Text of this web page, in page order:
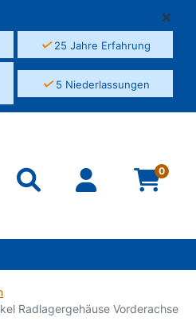
✓25 Jahre Erfahrung
✓5 Niederlassungen
0
Radlagergehäuse Vorderachse